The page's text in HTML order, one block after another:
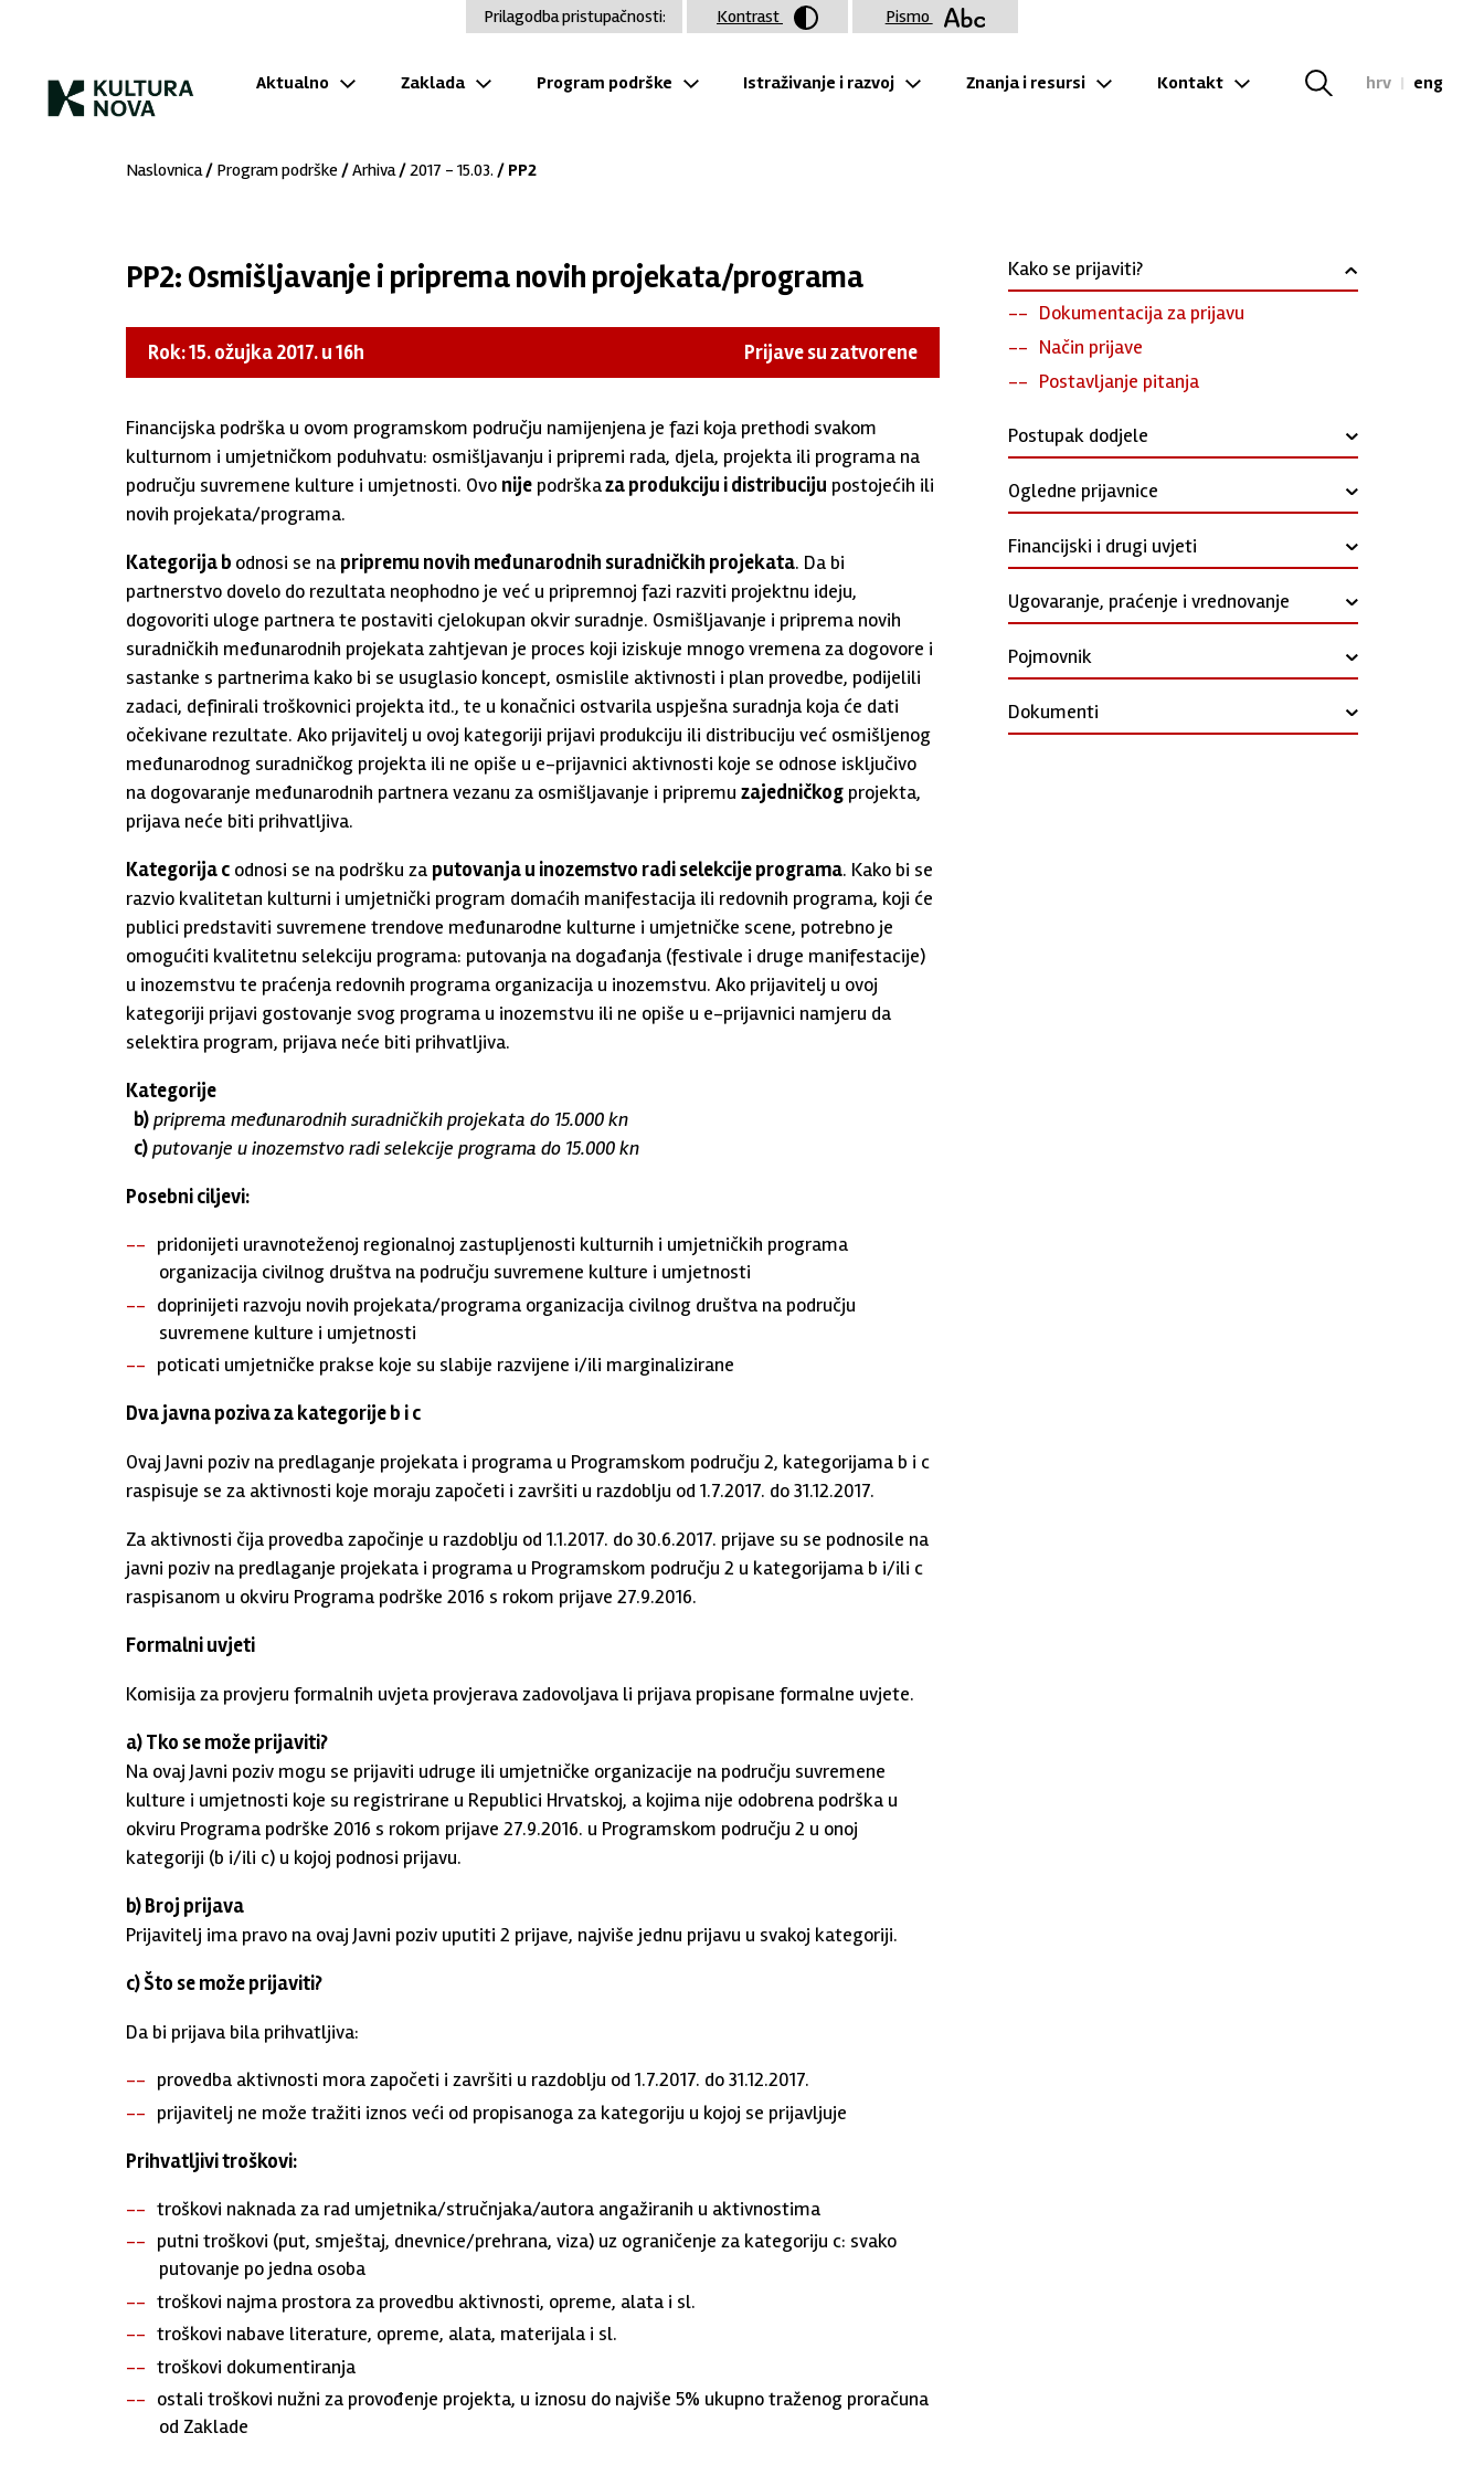
Aktualno Zaklada Program podrške Istraživanje i razvoj Znanja i resursi Kontakt hrv | eng
Naslovnica/ Program podrške /Arhiva/2017 - 15.03. / PP2
PP2: Osmišljavanje i priprema novih projekata/programa
Rok: 15. ožujka 2017. u 16h Prijave su zatvorene
Financijska podrška u ovom programskom području namijenjena je fazi koja prethodi svakom
kulturnom i umjetničkom poduhvatu: osmišljavanju i pripremi rada, djela, projekta ili programa na
području suvremene kulture i umjetnosti. Ovo nije podrškaza produkciju i distribuciju postojećih ili
novih projekata/programa.
Kategorija b odnosi se na pripremu novih međunarodnih suradničkih projekata. Da bi
partnerstvo dovelo do rezultata neophodno je već u pripremnoj fazi razviti projektnu ideju,
dogovoriti uloge partnera te postaviti cjelokupan okvir suradnje. Osmišljavanje i priprema novih
suradničkih međunarodnih projekata zahtjevan je proces koji iziskuje mnogo vremena za dogovore i
sastanke s partnerima kako bi se usuglasio koncept, osmislile aktivnosti i plan provedbe, podijelili
zadaci, definirali troškovnici projekta itd., te u konačnici ostvarila uspješna suradnja koja će dati
očekivane rezultate. Ako prijavitelj u ovoj kategoriji prijavi produkciju ili distribuciju već osmišljenog
međunarodnog suradničkog projekta ili ne opiše u e-prijavnici aktivnosti koje se odnose isključivo
na dogovaranje međunarodnih partnera vezanu za osmišljavanje i pripremu zajedničkog projekta,
prijava neće biti prihvatljiva.
Kategorija c odnosi se na podršku za putovanja u inozemstvo radi selekcije programa. Kako bi se
razvio kvalitetan kulturni i umjetnički program domaćih manifestacija ili redovnih programa, koji će
publici predstaviti suvremene trendove međunarodne kulturne i umjetničke scene, potrebno je
omogućiti kvalitetnu selekciju programa: putovanja na događanja (festivale i druge manifestacije)
u inozemstvu te praćenja redovnih programa organizacija u inozemstvu. Ako prijavitelj u ovoj
kategoriji prijavi gostovanje svog programa u inozemstvu ili ne opiše u e-prijavnici namjeru da
selektira program, prijava neće biti prihvatljiva.
Kategorije
b)priprema međunarodnih suradničkih projekata do 15.000 kn
c)putovanje u inozemstvo radi selekcije programa do 15.000 kn
Posebni ciljevi:
pridonijeti uravnoteženoj regionalnoj zastupljenosti kulturnih i umjetničkih programa
organizacija civilnog društva na području suvremene kulture i umjetnosti
doprinijeti razvoju novih projekata/programa organizacija civilnog društva na području
suvremene kulture i umjetnosti
poticati umjetničke prakse koje su slabije razvijene i/ili marginalizirane
Dva javna poziva za kategorije b i c
Ovaj Javni poziv na predlaganje projekata i programa u Programskom području 2, kategorijama b i c
raspisuje se za aktivnosti koje moraju započeti i završiti u razdoblju od 1.7.2017. do 31.12.2017.
Za aktivnosti čija provedba započinje u razdoblju od 1.1.2017. do 30.6.2017. prijave su se podnosile na
javni poziv na predlaganje projekata i programa u Programskom području 2 u kategorijama b i/ili c
raspisanom u okviru Programa podrške 2016 s rokom prijave 27.9.2016.
Formalni uvjeti
Komisija za provjeru formalnih uvjeta provjerava zadovoljava li prijava propisane formalne uvjete.
a) Tko se može prijaviti?
Na ovaj Javni poziv mogu se prijaviti udruge ili umjetničke organizacije na području suvremene
kulture i umjetnosti koje su registrirane u Republici Hrvatskoj, a kojima nije odobrena podrška u
okviru Programa podrške 2016 s rokom prijave 27.9.2016. u Programskom području 2 u onoj
kategoriji (b i/ili c) u kojoj podnosi prijavu.
b) Broj prijava
Prijavitelj ima pravo na ovaj Javni poziv uputiti 2 prijave, najviše jednu prijavu u svakoj kategoriji.
c) Što se može prijaviti?
Da bi prijava bila prihvatljiva:
provedba aktivnosti mora započeti i završiti u razdoblju od 1.7.2017. do 31.12.2017.
prijavitelj ne može tražiti iznos veći od propisanoga za kategoriju u kojoj se prijavljuje
Prihvatljivi troškovi:
troškovi naknada za rad umjetnika/stručnjaka/autora angažiranih u aktivnostima
putni troškovi (put, smještaj, dnevnice/prehrana, viza) uz ograničenje za kategoriju c: svako
putovanje po jedna osoba
troškovi najma prostora za provedbu aktivnosti, opreme, alata i sl.
troškovi nabave literature, opreme, alata, materijala i sl.
troškovi dokumentiranja
ostali troškovi nužni za provođenje projekta, u iznosu do najviše 5% ukupno traženog proračuna
od Zaklade
Kako se prijaviti? ›
Dokumentacija za prijavu
Način prijave
Postavljanje pitanja
Postupak dodjele ›
Ogledne prijavnice ›
Financijski i drugi uvjeti ›
Ugovaranje, praćenje i vrednovanje ›
Pojmovnik ›
Dokumenti ›
Prilagodba pristupačnosti: Kontrast Pismo